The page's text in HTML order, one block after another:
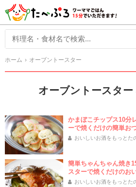
ホーム オーブントースター
オーブントースター
かまぼこチップス10分
ーで焼くだけの簡単お
おいしいお酒をもっとた
簡単ちゃんちゃん焼き
スターで焼くだけのお
おいしいお酒をもっとた